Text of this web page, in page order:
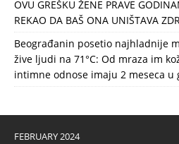
OVU GREŠKU ŽENE PRAVE
REKAO DA BAŠ ONA UNIŠTAVA
Beograđanin posetio najhladnije
žive ljudi na 71°C: Od mraza im
intimne odnose imaju 2 meseca u
FEBRUARY 2024